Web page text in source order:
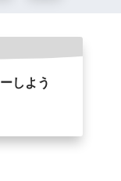
しよう